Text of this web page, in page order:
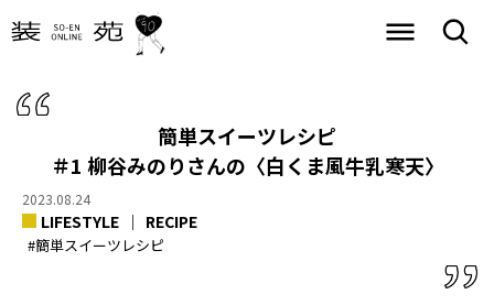
簡単スイーツレシピ
＃1 柳谷みのりさんの〈白くま風牛乳寒天〉
2023.08.24
LIFESTYLE RECIPE
#簡単スイーツレシピ